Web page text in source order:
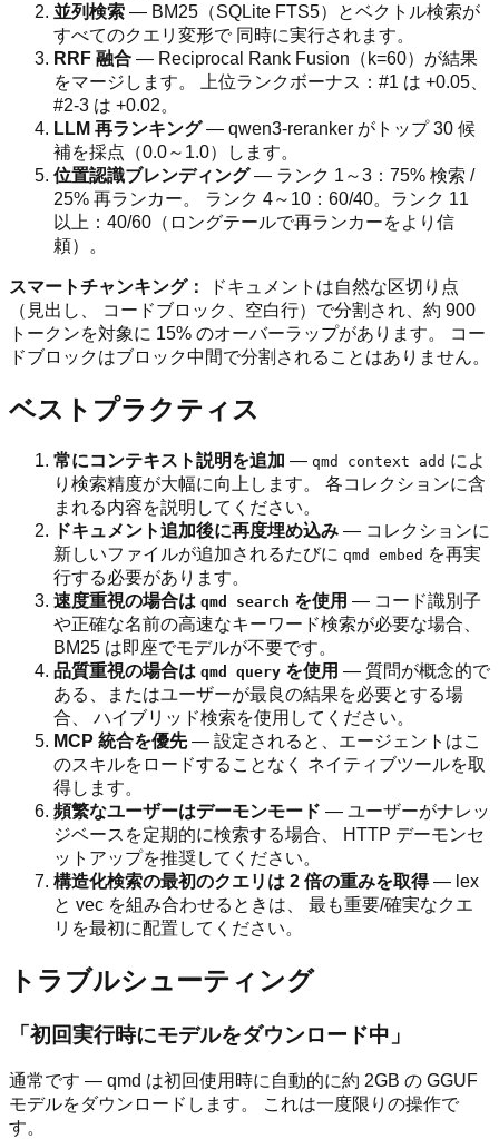
並列検索 — BM25（SQLite FTS5）とベクトル検索が
すべてのクエリ変形で 同時に実行されます。
RRF 融合 — Reciprocal Rank Fusion（k=60）が結果
をマージします。 上位ランクボーナス：#1 は +0.05、
#2-3 は +0.02。
LLM 再ランキング— qwen3-reranker がトップ 30 候
補を採点（0.0～1.0）します。
位置認識ブレンディング— ランク 1～3：75% 検索 /
25% 再ランカー。 ランク 4～10：60/40。ランク 11
以上：40/60（ロングテールで再ランカーをより信
頼）。
スマートチャンキング：
ドキュメントは自然な区切り点
（見出し、 コードブロック、空白行）で分割され、約 900
トークンを対象に 15% のオーバーラップがあります。 コー
ドブロックはブロック中間で分割されることはありません。
ベストプラクティス
常にコンテキスト説明を追加 — qmd context add によ
り検索精度が大幅に向上します。 各コレクションに含
まれる内容を説明してください。
ドキュメント追加後に再度埋め込み — コレクションに
新しいファイルが追加されるたびに qmd embed を再実
行する必要があります。
速度重視の場合は qmd search を使用 — コード識別子
や正確な名前の高速なキーワード検索が必要な場合、
BM25 は即座でモデルが不要です。
品質重視の場合は qmd query を使用 — 質問が概念的で
ある、またはユーザーが最良の結果を必要とする場
合、 ハイブリッド検索を使用してください。
MCP 統合を優先— 設定されると、エージェントはこ
のスキルをロードすることなく ネイティブツールを取
得します。
頻繁なユーザーはデーモンモード — ユーザーがナレッ
ジベースを定期的に検索する場合、 HTTP デーモンセ
ットアップを推奨してください。
構造化検索の最初のクエリは 2 倍の重みを取得— lex
と vec を組み合わせるときは、 最も重要/確実なクエ
リを最初に配置してください。
トラブルシューティング
「初回実行時にモデルをダウンロード中」
通常です — qmd は初回使用時に自動的に約 2GB の GGUF
モデルをダウンロードします。 これは一度限りの操作で
す。